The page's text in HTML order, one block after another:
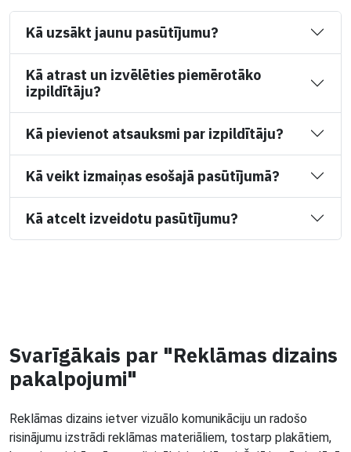
Kā uzsākt jaunu pasūtījumu?
Kā atrast un izvēlēties piemērotāko
izpildītāju?
Kā pievienot atsauksmi par izpildītāju?
Kā veikt izmaiņas esošajā pasūtījumā?
Kā atcelt izveidotu pasūtījumu?
Svarīgākais par "Reklāmas dizains
pakalpojumi"
Reklāmas dizains ietver vizuālo komunikāciju un radošo
risinājumu izstrādi reklāmas materiāliem, tostarp plakātiem,